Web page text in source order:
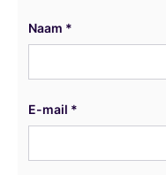
Naam *
E-mail *